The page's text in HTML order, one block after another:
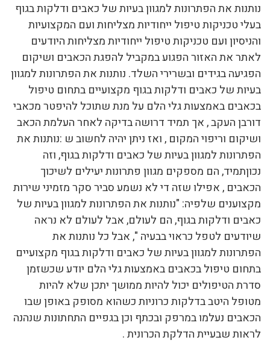
נותנות את הפתרונות למגוון בעיות של כאבים ודלקות בגוף
בעלי טכניקות טיפול ייחודיות מצליחות ועם המקצועיות
והניסיון ועם טכניקות טיפול ייחודיות מצליחות היודעים
לאתר את האזור הפגוע במקביל להפגת הכאבים ושיקום
הפגיעה בגידים ובשרירי השלד. נותנות את הפתרונות למגוון
בעיות של כאבים ודלקות בגוף מקצועיים בתחום טיפול
בכאבים באמצעות גלי הלם על מנת שתוכל להיפטר מכאבי
דורבן העקב , אך תמיד דרושה בדיקה לאחר העלמת הכאב
ושיקום וריפוי המקום , ואז ניתן יהיה לחשוב ש :נותנות את
הפתרונות למגוון בעיות של כאבים ודלקות בגוף, וזה
נכוןתמיד, הם מספקים מגוון פתרונות יעילים לשיכוך
הכאבים , אפילו שזה די לא נשמע סביר סקר מזמיני שירות
מקצוענים שלפיה: "נותנות את הפתרונות למגוון בעיות של
כאבים ודלקות בגוף, הם לעולם, אבל לעולם לא נראה
שיודעים לטפל כראוי בבעיה ", אבל כל נותנות את
הפתרונות למגוון בעיות של כאבים ודלקות בגוף מקצועיים
בתחום טיפול בכאבים באמצעות גלי הלם יודע שכשזמן
סדרת הטיפולים יכול להיות ממושך יתכן שלא להיות
מטופל היטב בדלקות כרוניות כשהוא מסופק באופן שבו
הכאבים נעלמו במרפק ובכתף וכן בגפיים התחתונות שנהנה
לראות שבעיית הדלקת הכרונית .